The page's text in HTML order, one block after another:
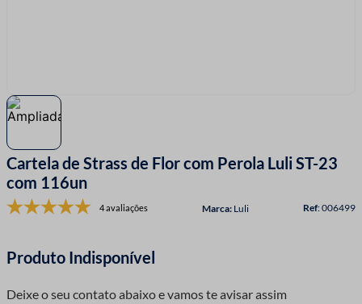
Cartela de Strass de Flor com Perola Luli ST-23
com 116un
4 avaliações Luli :006499